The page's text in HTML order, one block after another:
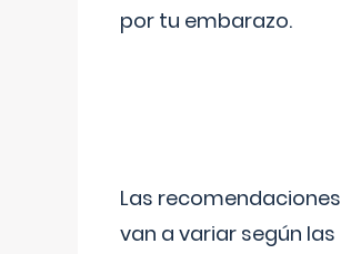
por tu embarazo.
Las recomendaciones
van a variar según las